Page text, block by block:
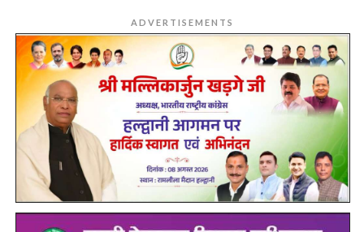
ADVERTISEMENTS